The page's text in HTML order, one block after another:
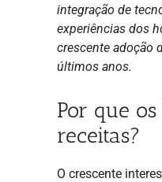
integração de
experiências dos
crescente adoção
últimos anos.
Por que
receitas?
O crescente